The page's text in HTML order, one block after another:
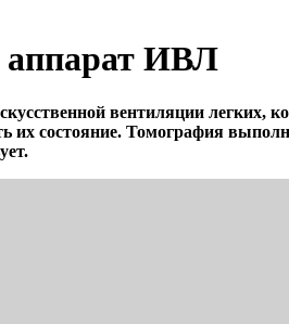
аппарат ИВЛ
вентиляции
состояние. Томография